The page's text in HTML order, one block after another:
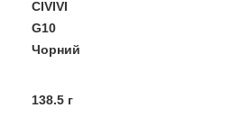
CIVIVI
G10
Чорний
138.5 г